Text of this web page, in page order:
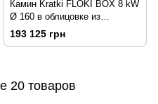
Камин Kratki FLOKI BOX 8 kW
Ø 160 в облицовке из
керамогранита OXIDE NERO
193 125 грн
20 товаров